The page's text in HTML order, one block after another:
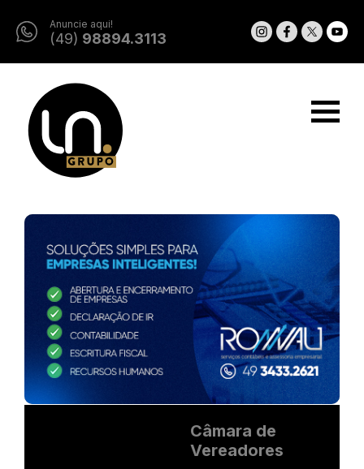
Anuncie aqui!
(49) 98894.3113
Câmara de
Vereadores